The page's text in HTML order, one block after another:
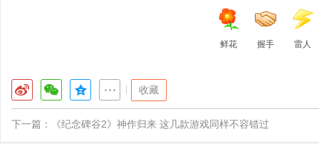
鲜花 握手 雷人
收藏
下一篇： 《纪念碑谷2》神作归来 这几款游戏同样不容错过